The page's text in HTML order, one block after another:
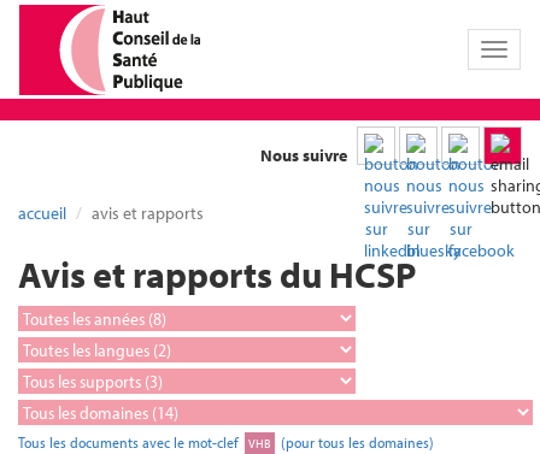
Toggle
Nous suivre
accueil avis et rapports
Avis et rapports du HCSP
Tous les documents avec le mot-clef VHB (pour tous les domaines)